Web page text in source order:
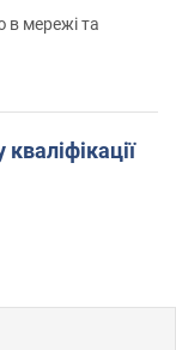
в мережі та